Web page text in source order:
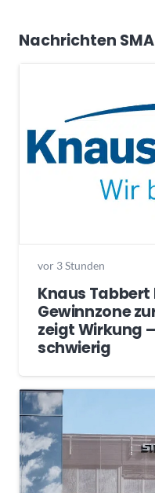
Nachrichten
vor 3 Stunden
Knaus Tabbert
Gewinnzone
zeigt Wirkung
schwierig